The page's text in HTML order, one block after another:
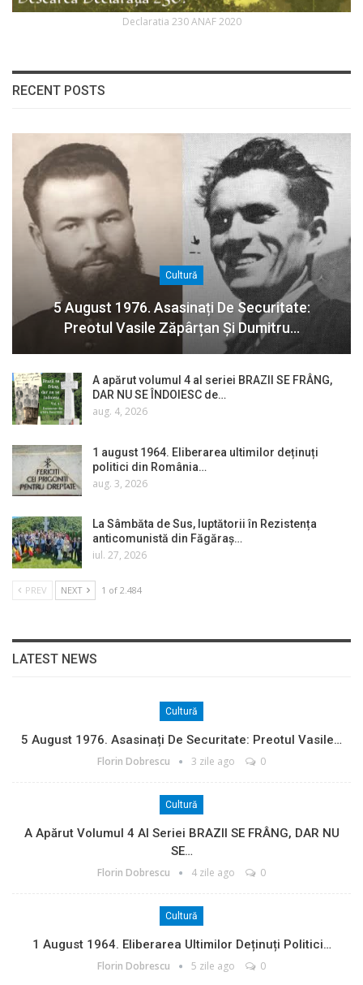
Declaratia 230 ANAF 2020
RECENT POSTS
Cultură
5 August 1976. Asasinați De Securitate:
Preotul Vasile Zăpârțan Și Dumitru…
A apărut volumul 4 al seriei BRAZII SE FRÂNG,
DAR NU SE ÎNDOIESC de…
aug. 4, 2026
1 august 1964. Eliberarea ultimilor deținuți
politici din România…
aug. 3, 2026
La Sâmbăta de Sus, luptătorii în Rezistența
anticomunistă din Făgăraș…
iul. 27, 2026
PREV NEXT 1 of 2.484
LATEST NEWS
Cultură
5 August 1976. Asasinați De Securitate: Preotul Vasile…
Florin Dobrescu 3 zile ago 0
Cultură
A Apărut Volumul 4 Al Seriei BRAZII SE FRÂNG, DAR NU
SE…
Florin Dobrescu 4 zile ago 0
Cultură
1 August 1964. Eliberarea Ultimilor Deținuți Politici…
Florin Dobrescu 5 zile ago 0